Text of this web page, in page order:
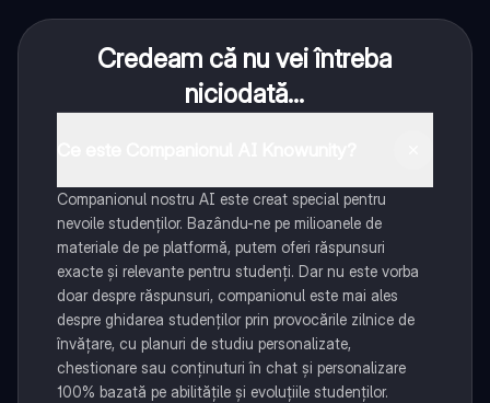
Credeam că nu vei întreba
niciodată...
Companionul nostru AI este creat special pentru
nevoile studenților. Bazându-ne pe milioanele de
materiale de pe platformă, putem oferi răspunsuri
exacte și relevante pentru studenți. Dar nu este vorba
doar despre răspunsuri, companionul este mai ales
despre ghidarea studenților prin provocările zilnice de
învățare, cu planuri de studiu personalizate,
chestionare sau conținuturi în chat și personalizare
100% bazată pe abilitățile și evoluțiile studenților.